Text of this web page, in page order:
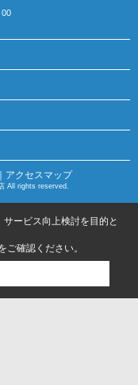
00
｜アクセスマップ
All rights reserved.
ービス向上検討を目的と
ご確認ください。